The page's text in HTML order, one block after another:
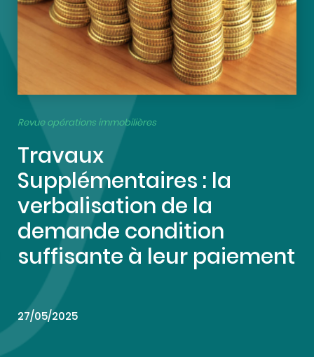
Revue opérations immobilières
Travaux
Supplémentaires : la
verbalisation de la
demande condition
suffisante à leur paiement
27/05/2025